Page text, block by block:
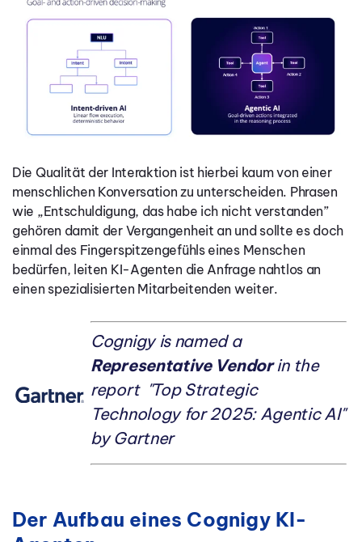
Die Qualität der Interaktion ist hierbei kaum von einer
menschlichen Konversation zu unterscheiden. Phrasen
wie „Entschuldigung, das habe ich nicht verstanden”
gehören damit der Vergangenheit an und sollte es doch
einmal des Fingerspitzengefühls eines Menschen
bedürfen, leiten KI-Agenten die Anfrage nahtlos an
einen spezialisierten Mitarbeitenden weiter.
Cognigy is named a
Representative Vendorin the
report "Top Strategic
Technology for 2025: Agentic AI"
by Gartner
Der Aufbau eines Cognigy KI-